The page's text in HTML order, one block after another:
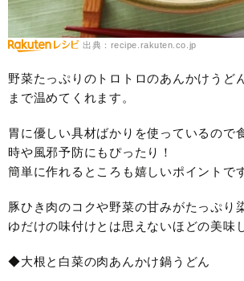
出典：recipe.rakuten.co.jp
野菜たっぷりのトロトロのあんかけうど
まで温めてくれます。
胃に優しい具材ばかりを使っているので
時や風邪予防にもぴったり！
簡単に作れるところも嬉しいポイントです
豚ひき肉のコクや野菜の甘みがたっぷり
ゆだけの味付けとは思えないほどの美味
◆大根と白菜の肉あんかけ鍋うどん